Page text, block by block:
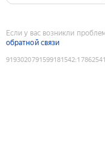
Если у вас возникли
обратной связи
9193020791599181542: